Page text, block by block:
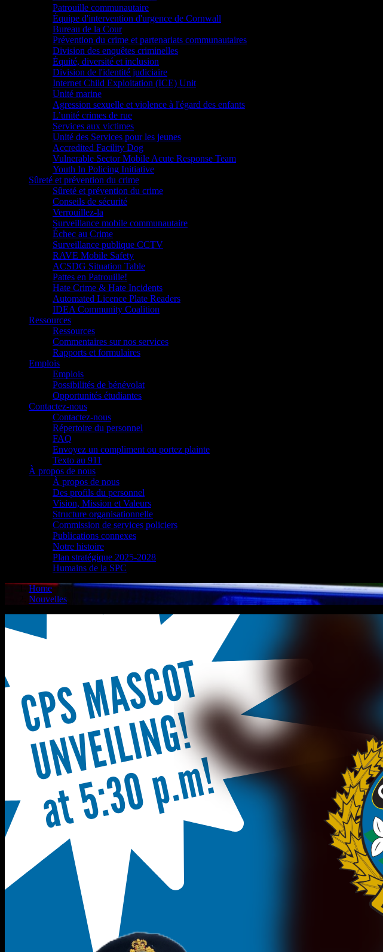
Patrouille communautaire
Équipe d'intervention d'urgence de Cornwall
Bureau de la Cour
Prévention du crime et partenariats communautaires
Division des enquêtes criminelles
Équité, diversité et inclusion
Division de l'identité judiciaire
Internet Child Exploitation (ICE) Unit
Unité marine
Agression sexuelle et violence à l'égard des enfants
L’unité crimes de rue
Services aux victimes
Unité des Services pour les jeunes
Accredited Facility Dog
Vulnerable Sector Mobile Acute Response Team
Youth In Policing Initiative
Sûreté et prévention du crime
Sûreté et prévention du crime
Conseils de sécurité
Verrouillez-la
Surveillance mobile communautaire
Échec au Crime
Surveillance publique CCTV
RAVE Mobile Safety
ACSDG Situation Table
Pattes en Patrouille!
Hate Crime & Hate Incidents
Automated Licence Plate Readers
IDEA Community Coalition
Ressources
Ressources
Commentaires sur nos services
Rapports et formulaires
Emplois
Emplois
Possibilités de bénévolat
Opportunités étudiantes
Contactez-nous
Contactez-nous
Répertoire du personnel
FAQ
Envoyez un compliment ou portez plainte
Texto au 911
À propos de nous
À propos de nous
Des profils du personnel
Vision, Mission et Valeurs
Structure organisationnelle
Commission de services policiers
Publications connexes
Notre histoire
Plan stratégique 2025-2028
Humains de la SPC
Home
Nouvelles